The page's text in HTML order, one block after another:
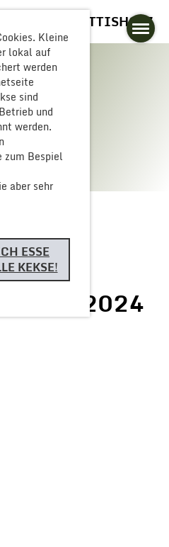
Kleine
lokal auf
werden
sind
und
werden.
zum Bespiel
aber sehr
ESSE
KEKSE!
BUTTISHOLZ
2024